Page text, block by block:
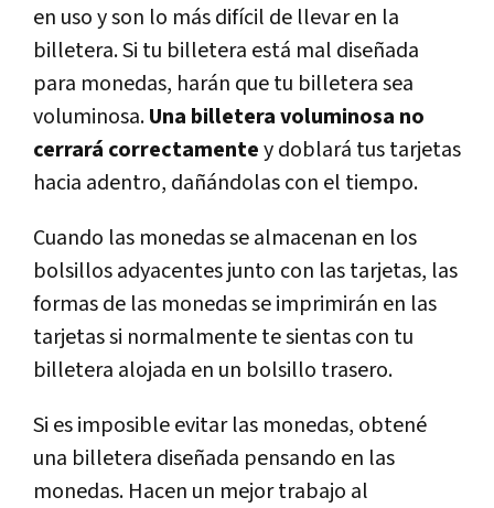
en uso y son lo más difícil de llevar en la
billetera. Si tu billetera está mal diseñada
para monedas, harán que tu billetera sea
voluminosa.Una billetera voluminosa no
cerrará correctamentey doblará tus tarjetas
hacia adentro, dañándolas con el tiempo.
Cuando las monedas se almacenan en los
bolsillos adyacentes junto con las tarjetas, las
formas de las monedas se imprimirán en las
tarjetas si normalmente te sientas con tu
billetera alojada en un bolsillo trasero.
Si es imposible evitar las monedas, obtené
una billetera diseñada pensando en las
monedas. Hacen un mejor trabajo al